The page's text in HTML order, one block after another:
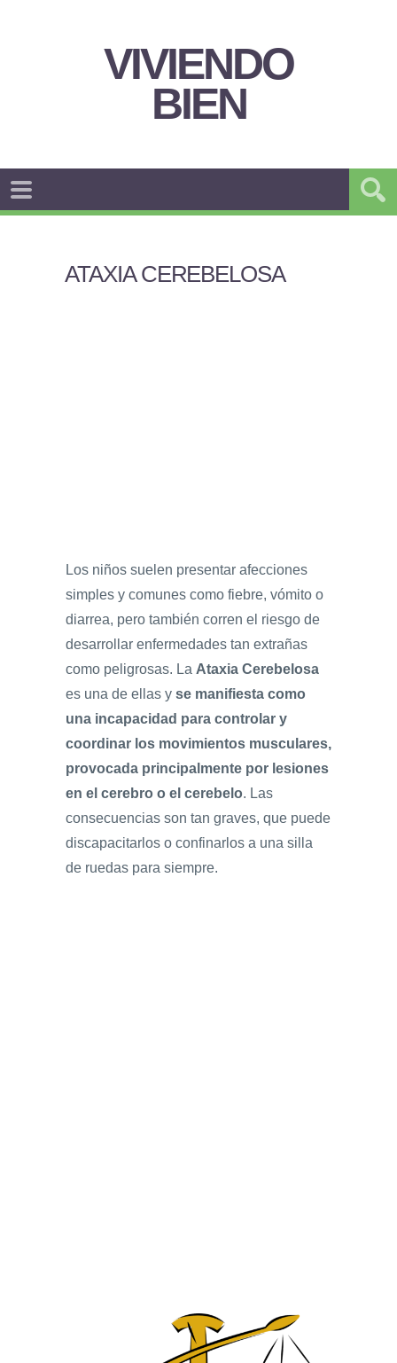
VIVIENDO
BIEN
ATAXIA CEREBELOSA
Los niños suelen presentar afecciones
simples y comunes como fiebre, vómito o
diarrea, pero también corren el riesgo de
desarrollar enfermedades tan extrañas
como peligrosas. La Ataxia Cerebelosa
es una de ellas y se manifiesta como
una incapacidad para controlar y
coordinar los movimientos musculares,
provocada principalmente por lesiones
en el cerebro o el cerebelo. Las
consecuencias son tan graves, que puede
discapacitarlos o confinarlos a una silla
de ruedas para siempre.